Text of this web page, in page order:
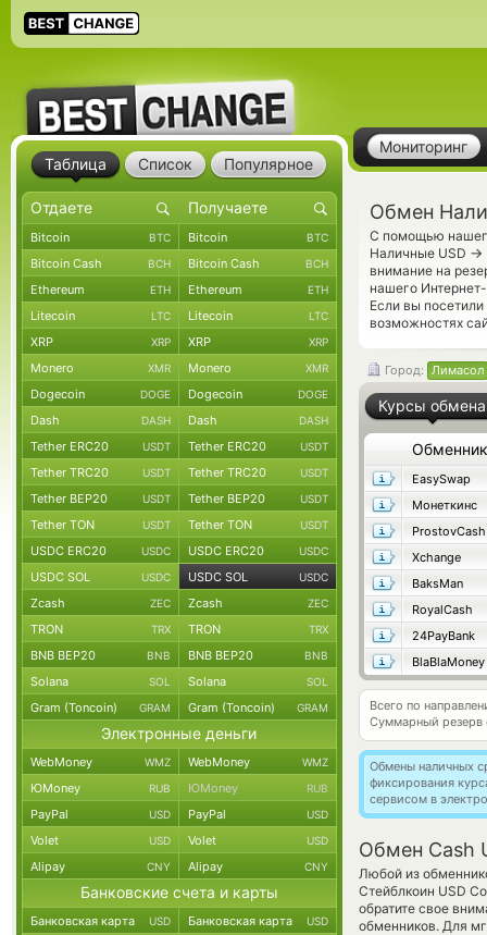
Мониторинг
Обмен
С помощью
Наличные USD →
внимание на
нашего
Если вы
возможностях
Город: Лимасол
Курсы обмена
Обменник
EasySwap
Монеткинс
ProstovCash
Xchange
BaksMan
RoyalCash
24PayBank
BlaBlaMoney
Всего по
Суммарный резерв
Обмены наличных
фиксирования
сервисом в
Обмен Cash
Любой из
Стейблкоин USD
обратите свое
обменников. Для
Таблица Список Популярное
Bitcoin BTC Bitcoin BTC
Bitcoin Cash BCH Bitcoin Cash BCH
Ethereum ETH Ethereum ETH
Litecoin LTC Litecoin LTC
XRP XRP XRP XRP
Monero XMR Monero XMR
Dogecoin DOGE Dogecoin DOGE
Dash DASH Dash DASH
Tether ERC20 USDT Tether ERC20 USDT
Tether TRC20 USDT Tether TRC20 USDT
Tether BEP20 USDT Tether BEP20 USDT
Tether TON USDT Tether TON USDT
USDC ERC20 USDC USDC ERC20 USDC
USDC SOL USDC USDC SOL USDC
Zcash ZEC Zcash ZEC
TRON TRX TRON TRX
BNB BEP20 BNB BNB BEP20 BNB
Solana SOL Solana SOL
Gram (Toncoin) GRAM Gram (Toncoin) GRAM
Электронные деньги
WebMoney WMZ WebMoney WMZ
ЮMoney RUB ЮMoney RUB
PayPal USD PayPal USD
Volet USD Volet USD
Alipay CNY Alipay CNY
Банковские счета и карты
Банковская карта USD Банковская карта USD